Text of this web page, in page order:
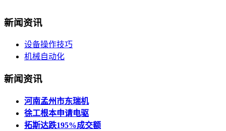
新闻资讯
设备操作技巧
机械自动化
新闻资讯
河南孟州市东瑞机
徐工根本申请电驱
拓斯达跌195%成交额